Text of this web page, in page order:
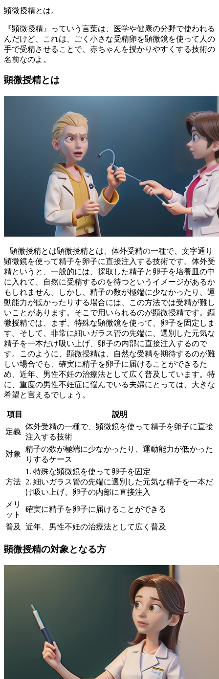
顕微授精とは。
『顕微授精』っていう言葉は、医学や健康の分野で使われる
んだけど、これは、ごく小さな受精卵を顕微鏡を使って人の
手で受精させることで、赤ちゃんを授かりやすくする技術の
名前なのよ。
顕微授精とは
– 顕微授精とは顕微授精とは、体外受精の一種で、文字通り
顕微鏡を使って精子を卵子に直接注入する技術です。体外受
精というと、一般的には、採取した精子と卵子を培養皿の中
に入れて、自然に受精するのを待つというイメージがあるか
もしれません。しかし、精子の数が極端に少なかったり、運
動能力が低かったりする場合には、この方法では受精が難し
いことがあります。そこで用いられるのが顕微授精です。顕
微授精では、まず、特殊な顕微鏡を使って、卵子を固定しま
す。そして、 非常に細いガラス管の先端に、選別した元気な
精子を一本だけ吸い上げ、卵子の内部に直接注入するので
す。このように、顕微授精は、自然な受精を期待するのが難
しい場合でも、 確実に精子を卵子に届けることができるた
め、近年、男性不妊の治療法として広く普及しています。特
に、重度の男性不妊症に悩んでいる夫婦にとっては、大きな
希望と言えるでしょう。
項目 説明
定義
体外受精の一種で、顕微鏡を使って精子を卵子に直接
注入する技術
対象
精子の数が極端に少なかったり、運動能力が低かった
りするケース
方法
1. 特殊な顕微鏡を使って卵子を固定
2. 細いガラス管の先端に選別した元気な精子を一本だ
け吸い上げ、卵子の内部に直接注入
メリ
ット
確実に精子を卵子に届けることができる
普及 近年、男性不妊の治療法として広く普及
顕微授精の対象となる方